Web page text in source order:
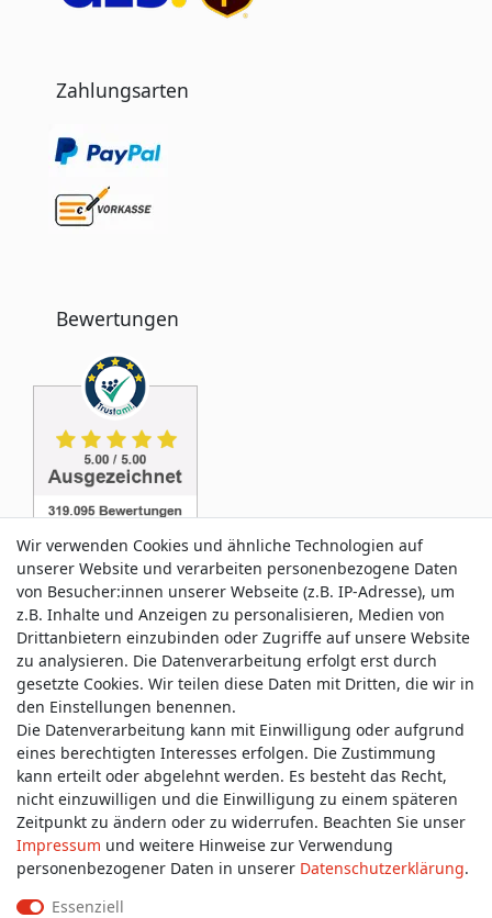
Zahlungsarten
Bewertungen
Service & Kontakt
Wünschen Sie einen Rückruf?
service@allmyclothes.de
Schreiben Sie uns:
service@allmyclothes.de
Wir verwenden Cookies und ähnliche Technologien auf
unserer Website und verarbeiten personenbezogene Daten
von Besucher:innen unserer Webseite (z.B. IP-Adresse), um
z.B. Inhalte und Anzeigen zu personalisieren, Medien von
Drittanbietern einzubinden oder Zugriffe auf unsere Website
zu analysieren. Die Datenverarbeitung erfolgt erst durch
gesetzte Cookies. Wir teilen diese Daten mit Dritten, die wir in
den Einstellungen benennen.
Die Datenverarbeitung kann mit Einwilligung oder aufgrund
eines berechtigten Interesses erfolgen. Die Zustimmung
kann erteilt oder abgelehnt werden. Es besteht das Recht,
nicht einzuwilligen und die Einwilligung zu einem späteren
Zeitpunkt zu ändern oder zu widerrufen. Beachten Sie unser
Impressum und weitere Hinweise zur Verwendung
personenbezogener Daten in unserer Daten­schutz­erklärung.
Essenziell